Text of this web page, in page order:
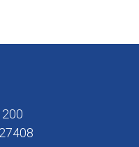
200